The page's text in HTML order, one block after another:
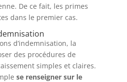
De ce fait, les primes
dans le premier cas.
d’indemnisation, la
des procédures de
simples et claires.
se renseigner sur le